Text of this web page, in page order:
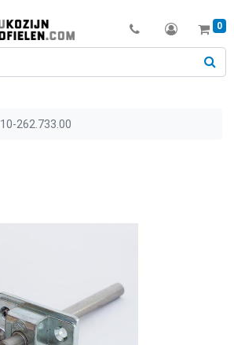
0
10-262.733.00